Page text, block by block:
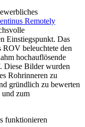
Remotely
Einstiegspunkt. Das
ROV beleuchtete den
hochauflösende
Diese Bilder wurden
Rohrinneren zu
gründlich zu bewerten
und zum